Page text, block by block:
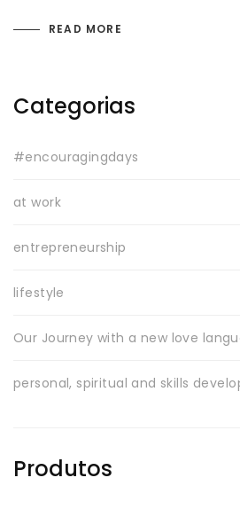
READ MORE
Categorias
#encouragingdays
at work
entrepreneurship
lifestyle
Our Journey with a new love
personal, spiritual and skills
Produtos